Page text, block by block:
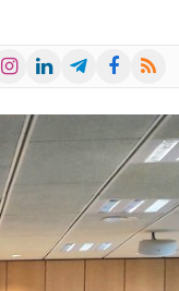
Instagram
LinkedInTelegramFacebook
RSS